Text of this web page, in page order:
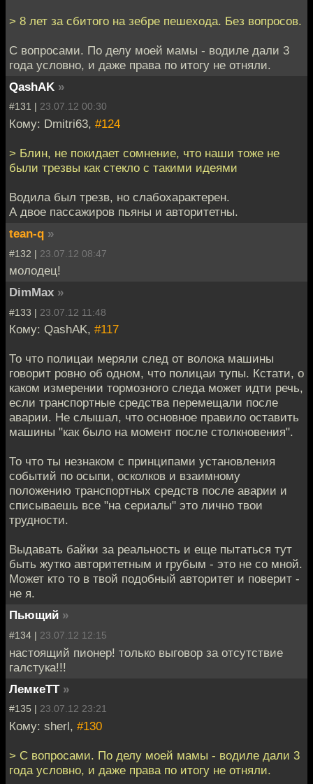
> 8 лет за сбитого на зебре пешехода. Без вопросов.
С вопросами. По делу моей мамы - водиле дали 3
года условно, и даже права по итогу не отняли.
QashAK »
#131 | 23.07.12 00:30
Кому: Dmitri63, #124
> Блин, не покидает сомнение, что наши тоже не
были трезвы как стекло с такими идеями
Водила был трезв, но слабохарактерен.
А двое пассажиров пьяны и авторитетны.
tean-q »
#132 | 23.07.12 08:47
молодец!
DimMax »
#133 | 23.07.12 11:48
Кому: QashAK, #117
То что полицаи меряли след от волока машины
говорит ровно об одном, что полицаи тупы. Кстати, о
каком измерении тормозного следа может идти речь,
если транспортные средства перемещали после
аварии. Не слышал, что основное правило оставить
машины "как было на момент после столкновения".
То что ты незнаком с принципами установления
событий по осыпи, осколков и взаимному
положению транспортных средств после аварии и
списываешь все "на сериалы" это лично твои
трудности.
Выдавать байки за реальность и еще пытаться тут
быть жутко авторитетным и грубым - это не со мной.
Может кто то в твой подобный авторитет и поверит -
не я.
Пьющий »
#134 | 23.07.12 12:15
настоящий пионер! только выговор за отсутствие
галстука!!!
ЛемкеТТ »
#135 | 23.07.12 23:21
Кому: sherl, #130
> С вопросами. По делу моей мамы - водиле дали 3
года условно, и даже права по итогу не отняли.